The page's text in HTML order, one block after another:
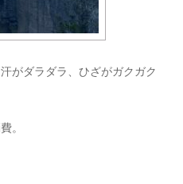
がダラダラ、ひざがガクガク
。